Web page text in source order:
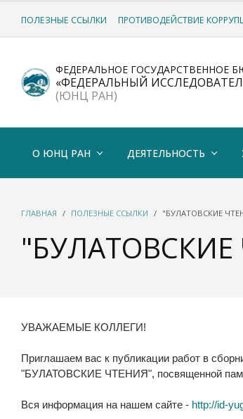
ПОЛЕЗНЫЕ ССЫЛКИ ПРОТИВОДЕЙСТВИЕ
ФЕДЕРАЛЬНОЕ ГОСУДАРСТВЕННОЕ
«ФЕДЕРАЛЬНЫЙ
(ЮНЦ РАН)
О ЮНЦ РАН ДЕЯТЕЛЬНОСТЬ
ГЛАВНАЯ ПОЛЕЗНЫЕ ССЫЛКИ "БУЛАТОВСКИЕ
"БУЛАТОВСКИЕ
УВАЖАЕМЫЕ КОЛЛЕГИ!
Приглашаем вас к публикации работ в
"БУЛАТОВСКИЕ ЧТЕНИЯ", посвященной
Вся информация на нашем сайте - http://id-